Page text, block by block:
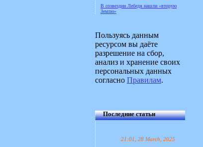
В созвездии Лебедя нашли «вторую
Землю»
Пользуясь данным
ресурсом вы даёте
разрешение на сбор,
анализ и хранение своих
персональных данных
согласно Правилам.
Последние статьи
21:01, 28 March, 2025